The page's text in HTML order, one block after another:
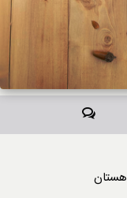
دیدگاه‌ها